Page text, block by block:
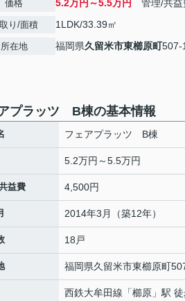
価格 5.2万円～5.5万円 管理/共益
り/面積 1LDK/33.39㎡
所在地 福岡県久留米市東櫛原町507-
プラッツ B棟の基本情報
フェアプラッツ B棟
5.2万円～5.5万円
益費 4,500円
2014年3月（築12年）
18戸
福岡県久留米市東櫛原町
西鉄大牟田線 「櫛原 」駅